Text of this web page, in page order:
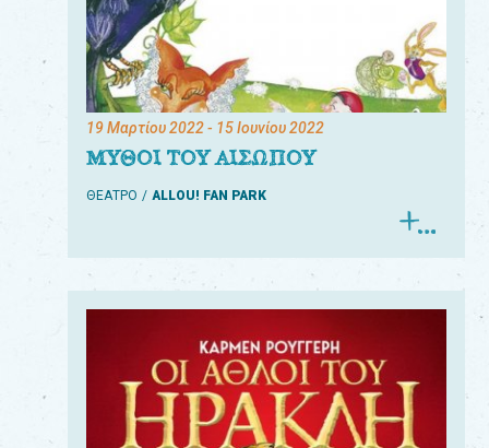
19 Μαρτίου 2022- 15 Ιουνίου 2022
ΜΥΘΟΙ ΤΟΥ ΑΙΣΩΠΟΥ
ΘΕΑΤΡΟ ALLOU! FAN PARK